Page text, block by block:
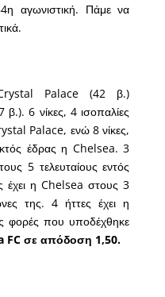
αγωνιστική. Πάμε να
Palace (42 β.)
6 νίκες, 4 ισοπαλίες
Palace, ενώ 8 νίκες,
έδρας η Chelsea. 3
5 τελευταίους εντός
έχει η Chelsea στους 3
της. 4 ήττες έχει η
φορές που υποδέχθηκε
FC σε απόδοση 1,50.